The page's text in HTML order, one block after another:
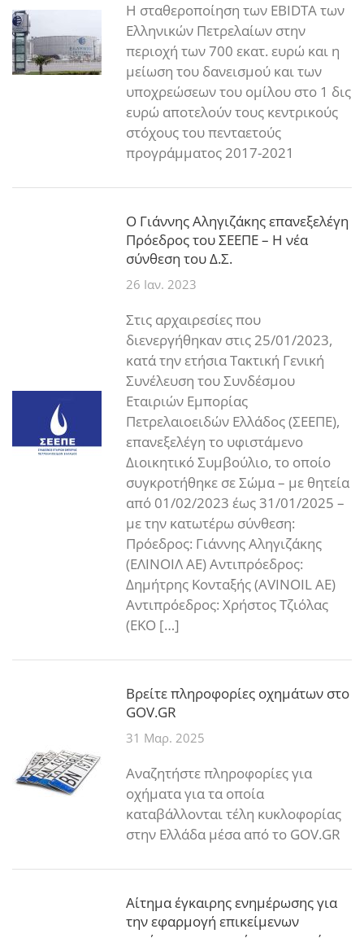
Η σταθεροποίηση των EBIDTA των
Ελληνικών Πετρελαίων στην
περιοχή των 700 εκατ. ευρώ και η
μείωση του δανεισμού και των
υποχρεώσεων του ομίλου στο 1 δις
ευρώ αποτελούν τους κεντρικούς
στόχους του πενταετούς
προγράμματος 2017-2021
Ο Γιάννης Αληγιζάκης επανεξελέγη
Πρόεδρος του ΣΕΕΠΕ – Η νέα
σύνθεση του Δ.Σ.
26 Ιαν. 2023
Στις αρχαιρεσίες που
διενεργήθηκαν στις 25/01/2023,
κατά την ετήσια Τακτική Γενική
Συνέλευση του Συνδέσμου
Εταιριών Εμπορίας
Πετρελαιοειδών Ελλάδος (ΣΕΕΠΕ),
επανεξελέγη το υφιστάμενο
Διοικητικό Συμβούλιο, το οποίο
συγκροτήθηκε σε Σώμα – με θητεία
από 01/02/2023 έως 31/01/2025 –
με την κατωτέρω σύνθεση:
Πρόεδρος: Γιάννης Αληγιζάκης
(ΕΛΙΝΟΙΛ ΑΕ) Αντιπρόεδρος:
Δημήτρης Κονταξής (AVINOIL AE)
Αντιπρόεδρος: Χρήστος Τζιόλας
(ΕΚΟ […]
Βρείτε πληροφορίες οχημάτων στο
GOV.GR
31 Μαρ. 2025
Αναζητήστε πληροφορίες για
οχήματα για τα οποία
καταβάλλονται τέλη κυκλοφορίας
στην Ελλάδα μέσα από το GOV.GR
Αίτημα έγκαιρης ενημέρωσης για
την εφαρμογή επικείμενων